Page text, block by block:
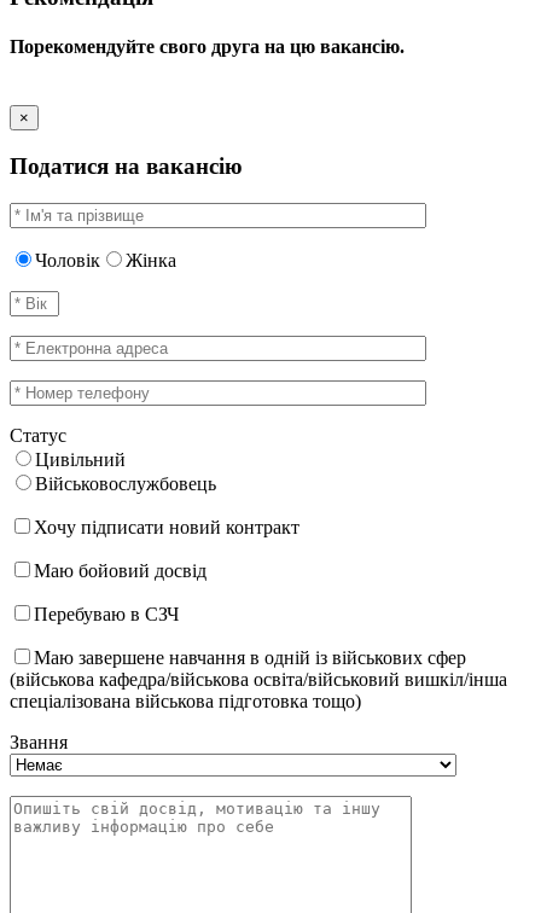
Порекомендуйте свого друга на цю вакансію.
×
Податися на вакансію
Чоловік Жінка
Статус
Цивільний
Військовослужбовець
Хочу підписати новий контракт
Маю бойовий досвід
Перебуваю в СЗЧ
Маю завершене навчання в одній із військових сфер
(військова кафедра/військова освіта/військовий вишкіл/інша
спеціалізована військова підготовка тощо)
Звання